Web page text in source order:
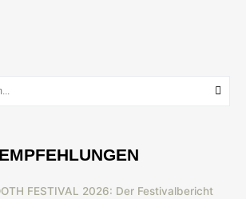
FESTIVAL 2026: Der Festivalbericht